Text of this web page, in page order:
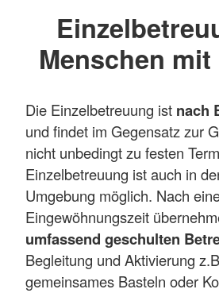
Menschen mit
Die Einzelbetreuung ist nach
und findet im Gegensatz zur
nicht unbedingt zu festen
Einzelbetreuung ist auch in
Umgebung möglich. Nach
Eingewöhnungszeit
umfassend geschulten
Begleitung und Aktivierung
gemeinsames Basteln oder